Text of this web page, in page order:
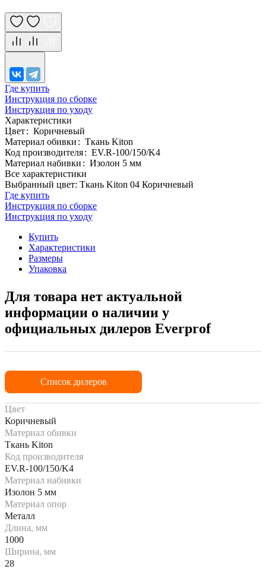
Где купить
Инструкция по сборке
Инструкция по уходу
Характеристики
Цвет: Коричневый
Материал обивки: Ткань Kiton
Код производителя: EV.R-100/150/K4
Материал набивки: Изолон 5 мм
Все характеристики
Выбранный цвет: Ткань Kiton 04 Коричневый
Где купить
Инструкция по сборке
Инструкция по уходу
Купить
Характеристики
Размеры
Упаковка
Для товара нет актуальной
информации о наличии у
официальных дилеров Everprof
Список дилеров
Цвет
Коричневый
Материал обивки
Ткань Kiton
Код производителя
EV.R-100/150/K4
Материал набивки
Изолон 5 мм
Материал опор
Металл
Длина, мм
1000
Ширина, мм
28